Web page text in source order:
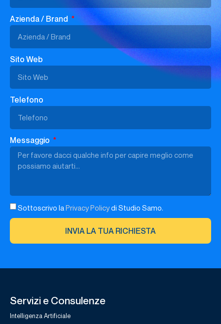
Azienda / Brand
Sito Web
Telefono
Messaggio
Sottoscrivo laPrivacy Policydi Studio Samo.
INVIA LA TUA RICHIESTA
Servizi e Consulenze
Intelligenza Artificiale